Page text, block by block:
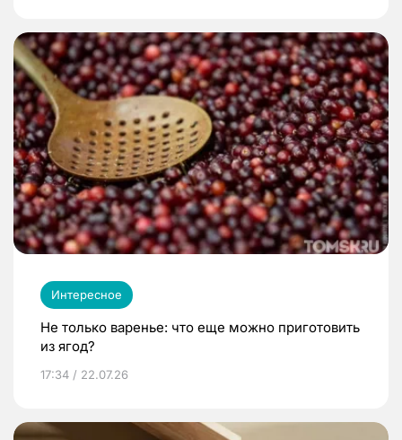
Интересное
Не только варенье: что еще можно приготовить
из ягод?
17:34 / 22.07.26